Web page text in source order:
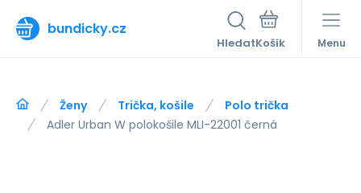
bundicky.cz
Hledat Menu
Ženy Trička, košile
Polo trička
Adler Urban W polokošile MLI-22001 černá